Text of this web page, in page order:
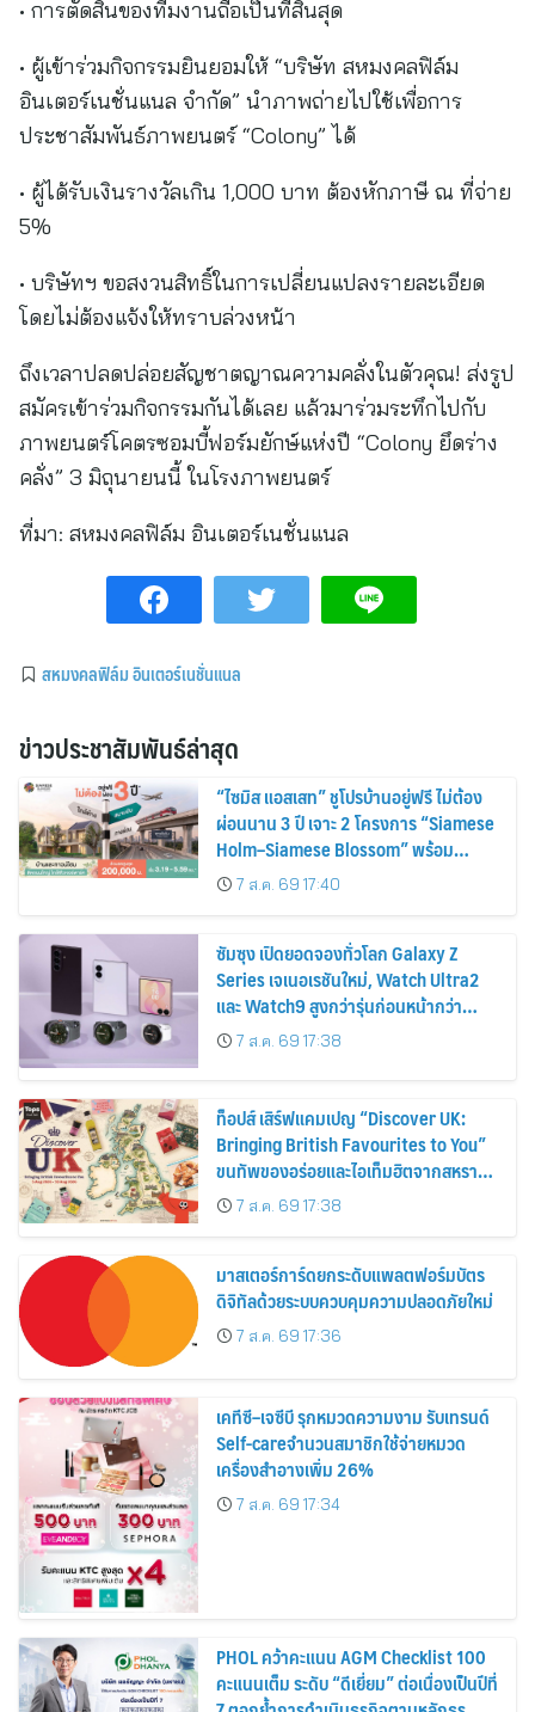
• การตัดสินของทีมงานถือเป็นที่สิ้นสุด
• ผู้เข้าร่วมกิจกรรมยินยอมให้ “บริษัท สหมงคลฟิล์ม
อินเตอร์เนชั่นแนล จำกัด” นำภาพถ่ายไปใช้เพื่อการ
ประชาสัมพันธ์ภาพยนตร์ “Colony” ได้
• ผู้ได้รับเงินรางวัลเกิน 1,000 บาท ต้องหักภาษี ณ ที่จ่าย
5%
• บริษัทฯ ขอสงวนสิทธิ์ในการเปลี่ยนแปลงรายละเอียด
โดยไม่ต้องแจ้งให้ทราบล่วงหน้า
ถึงเวลาปลดปล่อยสัญชาตญาณความคลั่งในตัวคุณ! ส่งรูป
สมัครเข้าร่วมกิจกรรมกันได้เลย แล้วมาร่วมระทึกไปกับ
ภาพยนตร์โคตรซอมบี้ฟอร์มยักษ์แห่งปี “Colony ยึดร่าง
คลั่ง” 3 มิถุนายนนี้ ในโรงภาพยนตร์
ที่มา: สหมงคลฟิล์ม อินเตอร์เนชั่นแนล
สหมงคลฟิล์ม อินเตอร์เนชั่นแนล
ข่าวประชาสัมพันธ์ล่าสุด
“ไซมิส แอสเสท” ชูโปรบ้านอยู่ฟรี ไม่ต้อง
ผ่อนนาน 3 ปี เจาะ 2 โครงการ “Siamese
Holm–Siamese Blossom” พร้อม
ส่วนลดและสิทธิพิเศษถึง 31 สิงหาคม
2569
7 ส.ค. 69 17:40
ซัมซุง เปิดยอดจองทั่วโลก Galaxy Z
Series เจเนอเรชันใหม่, Watch Ultra2
และ Watch9 สูงกว่ารุ่นก่อนหน้ากว่า
30%7 ส.ค. 69 17:38
ท็อปส์ เสิร์ฟแคมเปญ “Discover UK:
Bringing British Favourites to You”
ขนทัพของอร่อยและไอเท็มฮิตจากสหราช
อาณาจักร ส่งตรงถึงมือตั้งแต่วันนี้ – 18
สิงหาคมนี้
7 ส.ค. 69 17:38
มาสเตอร์การ์ดยกระดับแพลตฟอร์มบัตร
ดิจิทัลด้วยระบบควบคุมความปลอดภัยใหม่
7 ส.ค. 69 17:36
เคทีซี–เจซีบี รุกหมวดความงาม รับเทรนด์
Self-careจำนวนสมาชิกใช้จ่ายหมวด
เครื่องสำอางเพิ่ม 26%
7 ส.ค. 69 17:34
PHOL คว้าคะแนน AGM Checklist 100
คะแนนเต็ม ระดับ “ดีเยี่ยม” ต่อเนื่องเป็นปีที่